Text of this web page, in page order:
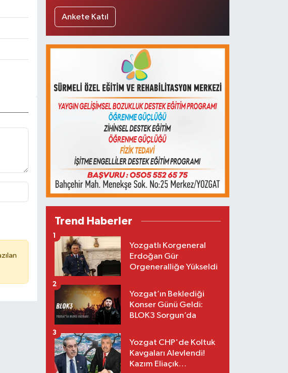
Ankete Katıl
Trend Haberler
Yozgatlı Korgeneral
Erdoğan Gür
Orgeneralliğe Yükseldi
1
Yozgat’ın Beklediği
Konser Günü Geldi:
BLOK3 Sorgun’da
2
Yozgat CHP'de Koltuk
Kavgaları Alevlendi!
Kazım Eliaçık
3